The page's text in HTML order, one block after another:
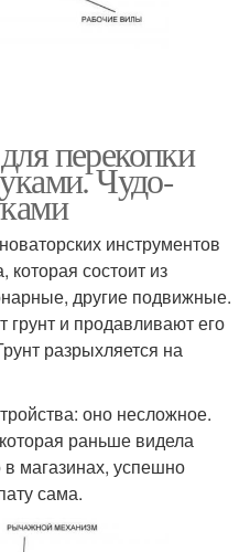
перекопки
Чудо-
инструментов
которая состоит из
другие подвижные.
и продавливают его
разрыхляется на
оно несложное.
раньше видела
магазинах, успешно
сама.